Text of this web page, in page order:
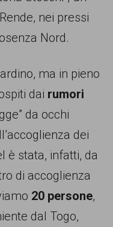
nei pressi
Nord.
ma in pieno
dai rumori
da occhi
dei
è stata, infatti, da
di accoglienza
20 persone,
dal Togo,